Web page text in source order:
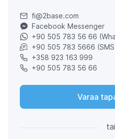
fi@2base.com
Facebook Messenger
+90 505 783 56 66
+90 505 783 5666
+358 923 163 999
+90 505 783 56 66
Varaa
tai